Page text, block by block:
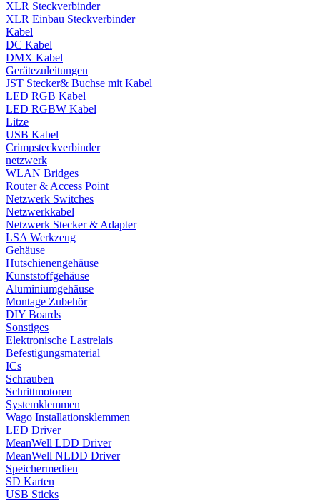
XLR Steckverbinder
XLR Einbau Steckverbinder
Kabel
DC Kabel
DMX Kabel
Gerätezuleitungen
JST Stecker& Buchse mit Kabel
LED RGB Kabel
LED RGBW Kabel
Litze
USB Kabel
Crimpsteckverbinder
netzwerk
WLAN Bridges
Router & Access Point
Netzwerk Switches
Netzwerkkabel
Netzwerk Stecker & Adapter
LSA Werkzeug
Gehäuse
Hutschienengehäuse
Kunststoffgehäuse
Aluminiumgehäuse
Montage Zubehör
DIY Boards
Sonstiges
Elektronische Lastrelais
Befestigungsmaterial
ICs
Schrauben
Schrittmotoren
Systemklemmen
Wago Installationsklemmen
LED Driver
MeanWell LDD Driver
MeanWell NLDD Driver
Speichermedien
SD Karten
USB Sticks